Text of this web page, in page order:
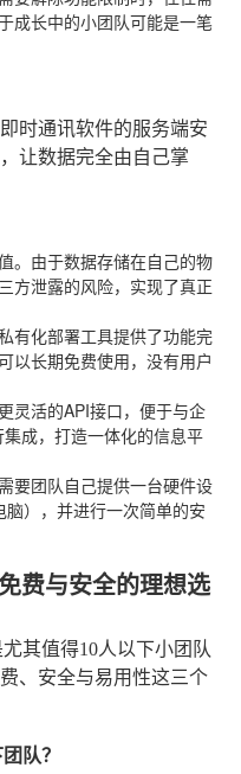
成长中的小团队可能是一笔
时通讯软件的服务端安
让数据完全由自己掌
。由于数据存储在自己的物
方泄露的风险，实现了真正
有化部署工具提供了功能完
以长期免费使用，没有用户
灵活的API接口，便于与企
成，打造一体化的信息平
要团队自己提供一台硬件设
），并进行一次简单的安
费与安全的理想选
其值得10人以下小团队
、安全与易用性这三个
队？